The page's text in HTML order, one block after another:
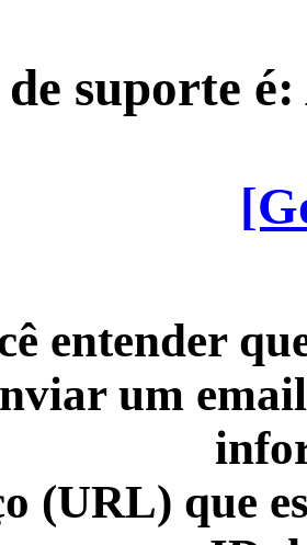
suporte
entender
um
(URL) que